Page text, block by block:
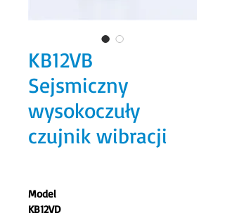
KB12VB
Sejsmiczny
wysokoczuły
czujnik wibracji
Model
KB12VD